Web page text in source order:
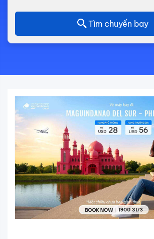
Tìm chuyến bay